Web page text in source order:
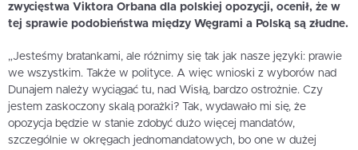
zwycięstwa Viktora Orbana dla polskiej opozycji, ocenił, że w
tej sprawie podobieństwa między Węgrami a Polską są złudne.
„Jesteśmy bratankami, ale różnimy się tak jak nasze języki: prawie
we wszystkim. Także w polityce. A więc wnioski z wyborów nad
Dunajem należy wyciągać tu, nad Wisłą, bardzo ostrożnie. Czy
jestem zaskoczony skalą porażki? Tak, wydawało mi się, że
opozycja będzie w stanie zdobyć dużo więcej mandatów,
szczególnie w okręgach jednomandatowych, bo one w dużej